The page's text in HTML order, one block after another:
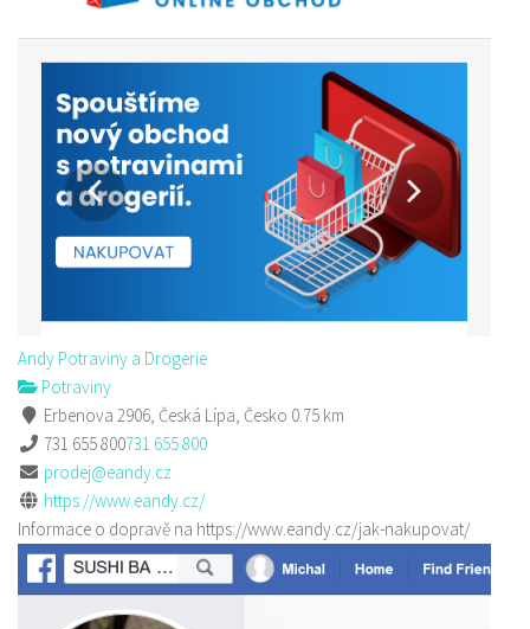
Andy Potraviny a Drogerie
Potraviny
Erbenova 2906, Česká Lípa, Česko 0.75 km
731 655 800731 655 800
prodej@eandy.cz
https://www.eandy.cz/
Informace o dopravě na https://www.eandy.cz/jak-nakupovat/